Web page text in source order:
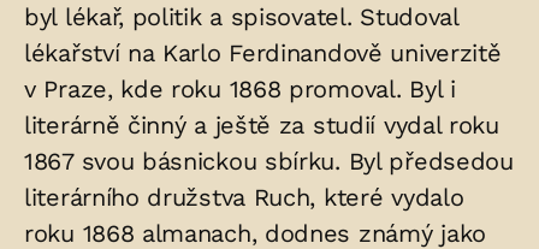
osoby/osob
uložených
v
hrobu:
byl lékař, politik a spisovatel. Studoval
lékařství na Karlo Ferdinandově univerzitě
v Praze, kde roku 1868 promoval. Byl i
literárně činný a ještě za studií vydal roku
1867 svou básnickou sbírku. Byl předsedou
literárního družstva Ruch, které vydalo
roku 1868 almanach, dodnes známý jako